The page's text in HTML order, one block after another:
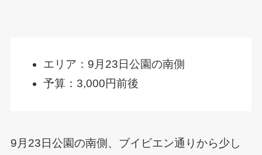
エリア：9月23日公園の南側
予算：3,000円前後
9月23日公園の南側、ブイビエン通りから少し